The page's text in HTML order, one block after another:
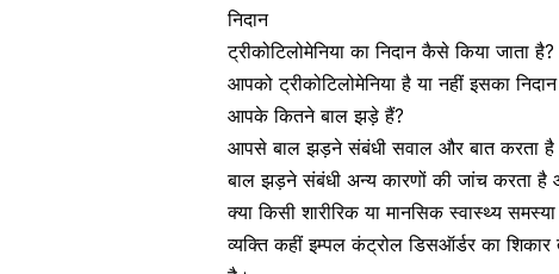
निदान
ट्रीकोटिलोमेनिया का निदान कैसे किया
आपको ट्रीकोटिलोमेनिया है या नहीं इसका
आपके कितने बाल झड़े हैं?
आपसे बाल झड़ने संबंधी सवाल और बात करता है
बाल झड़ने संबंधी अन्य कारणों की जांच करता है
क्या किसी शारीरिक यामानसिक स्वास्थ्य
व्यक्ति कहीं इम्पल कंट्रोल डिसऑर्डर का